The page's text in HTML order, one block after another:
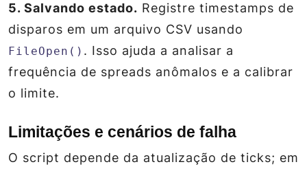
5. Salvando estado. Registre timestamps de
disparos em um arquivo CSV usando
FileOpen() . Isso ajuda a analisar a
frequência de spreads anômalos e a calibrar
o limite.
Limitações e cenários de falha
O script depende da atualização de ticks; em